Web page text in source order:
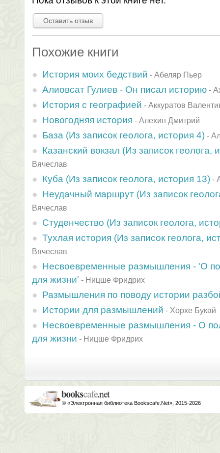
Оставить отзыв
Похожие книги
История моих бедствий - Абеляр Пьер
Алиовсат Гулиев - Он писал историю -
История с географией - Аккуратов
Новогодняя история - Алехин Дмитрий
База (Из записок геолога, история 4) -
Казанский вокзал (Из записок геолога,
Вячеслав
Куба (Из записок геолога, история 13) -
Неудачный маршрут (Из записок
Вячеслав
Студенчество (Из записок геолога,
Тухлая история (Из записок геолога,
Вячеслав
Несвоевременные размышления - 'О
для жизни' - Ницше Фридрих
Размышления по поводу истории
Истории для размышлений - Хорхе Букай
Несвоевременные размышления - О
для жизни - Ницше Фридрих
© «Электронная библиотека Bookscafe.Net», 2015-2026